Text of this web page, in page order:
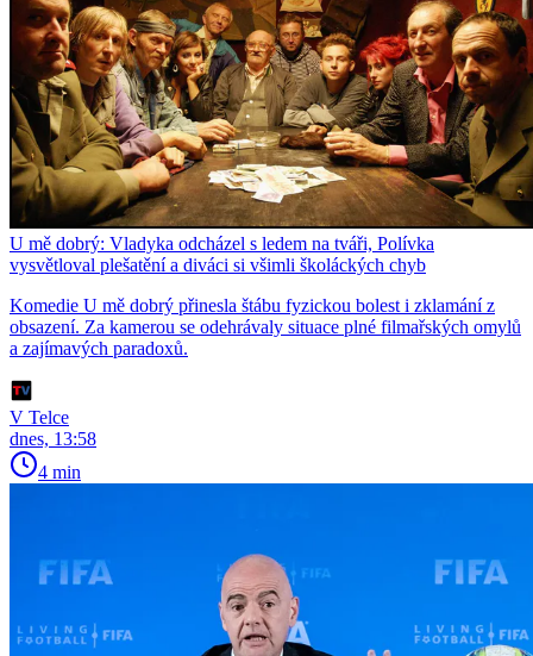
U mě dobrý: Vladyka odcházel s ledem na tváři, Polívka
vysvětloval plešatění a diváci si všimli školáckých chyb
Komedie U mě dobrý přinesla štábu fyzickou bolest i zklamání z
obsazení. Za kamerou se odehrávaly situace plné filmařských omylů
a zajímavých paradoxů.
V Telce
dnes, 13:58
4 min